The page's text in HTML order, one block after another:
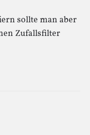
sollte man aber
Zufallsfilter